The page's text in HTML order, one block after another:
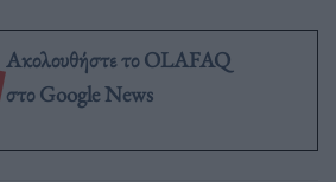
Ακολουθήστε το OLAFAQ
στο Google News